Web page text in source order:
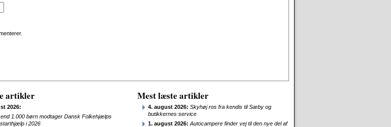
artikler
2026:
1.000 børn modtager Dansk Folkehjælps
i 2026
Mest læste artikler
4. august 2026: Skyhøj ros fra kendis til Sæby og
butikkernes service
1. august 2026: Autocampere finder vej til den nye del af